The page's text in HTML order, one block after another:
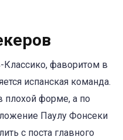
фаворитом в
испанская команда.
плохой форме, а по
Паулу Фонсеки
с поста главного